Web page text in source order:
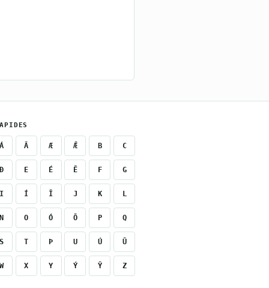
Á Ā Æ Ǣ B C
Ð E É Ē F G
I Í Ī J K L
N O Ó Ō P Q
S T Þ U Ú Ū
W X Y Ý Ȳ Z